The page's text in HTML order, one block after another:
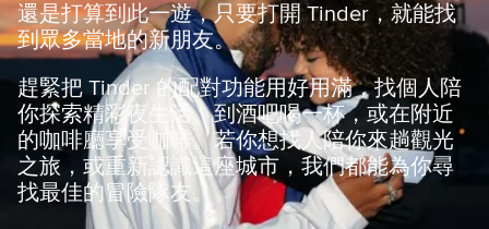
還是打算到此一遊，只要打開 Tinder，就能找
到眾多當地的新朋友。
趕緊把 Tinder 的配對功能用好用滿，找個人陪
你探索精彩夜生活、到酒吧喝一杯，或在附近
的咖啡廳享受咖啡。若你想找人陪你來趟觀光
之旅，或重新認識這座城市，我們都能為你尋
找最佳的冒險隊友。